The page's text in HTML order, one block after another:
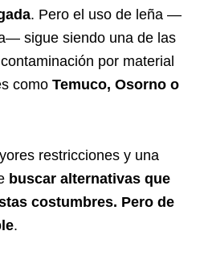
. Pero el uso de leña —
sigue siendo una de las
por material
como Temuco, Osorno o
restricciones y una
buscar alternativas que
costumbres. Pero de
.